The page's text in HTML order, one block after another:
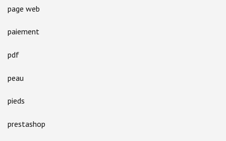
page web
paiement
pdf
peau
pieds
prestashop